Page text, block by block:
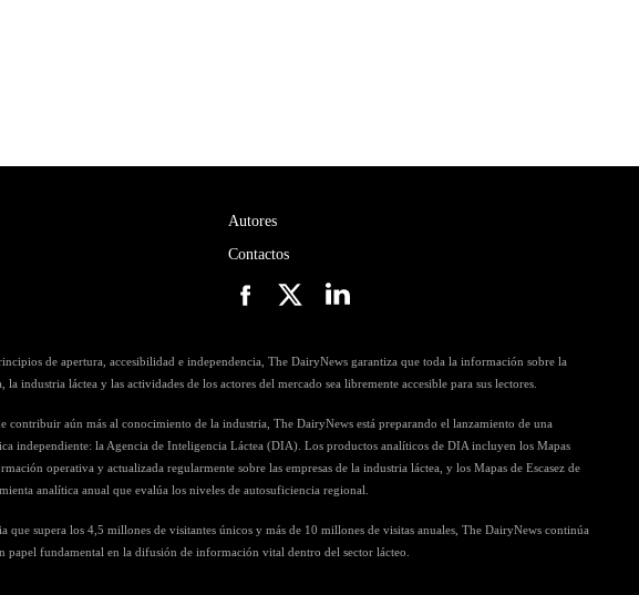
Autores
Contactos
de apertura, accesibilidad e independencia, The DairyNews garantiza que toda la información sobre la
la industria láctea y las actividades de los actores del mercado sea libremente accesible para sus lectores.
contribuir aún más al conocimiento de la industria, The DairyNews está preparando el lanzamiento de una
independiente: la Agencia de Inteligencia Láctea (DIA). Los productos analíticos de DIA incluyen los Mapas
operativa y actualizada regularmente sobre las empresas de la industria láctea, y los Mapas de Escasez de
analítica anual que evalúa los niveles de autosuficiencia regional.
que supera los 4,5 millones de visitantes únicos y más de 10 millones de visitas anuales, The DairyNews continúa
papel fundamental en la difusión de información vital dentro del sector lácteo.